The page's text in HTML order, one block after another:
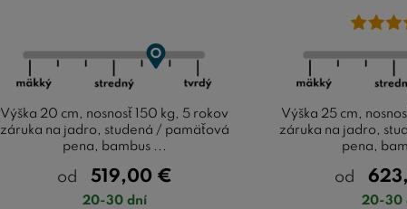
Výška 20 cm, nosnosť 150 kg, 5 rokov
záruka na jadro, studená / pamäťová
pena, bambus ...
od 519,00 €
20-30 dní
Výška 25 cm,
záruka na jadro,
pena,
od
20-30